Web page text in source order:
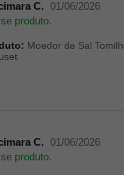
C.
01/06/2026
produto.
Moedor de Sal
C.
01/06/2026
produto.